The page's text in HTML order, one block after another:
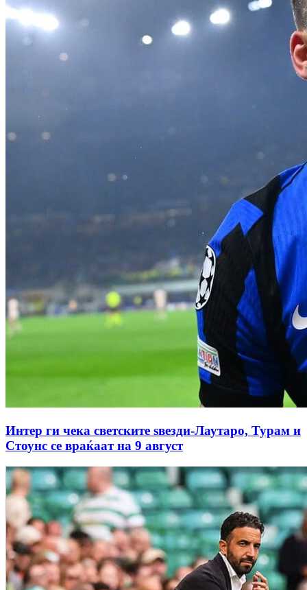
Интер ги чека светските ѕвезди-Лаутаро, Турам и
Стоунс се враќаат на 9 август